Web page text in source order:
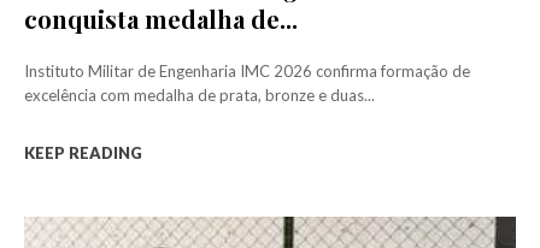
conquista medalha de...
Instituto Militar de Engenharia IMC 2026 confirma formação de
excelência com medalha de prata, bronze e duas...
KEEP READING